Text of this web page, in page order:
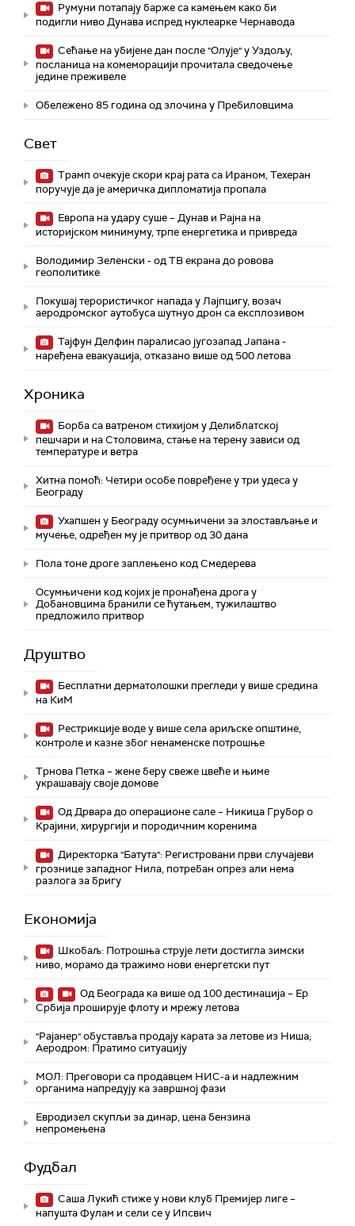
Румуни потапају барже са камењем како би
подигли ниво Дунава испред нуклеарке Чернавода
Сећање на убијене дан после "Олује" у Уздољу,
посланица на комеморацији прочитала сведочење
једине преживеле
Обележено 85 година од злочина у Пребиловцима
Свет
Трамп очекује скори крај рата са Ираном, Техеран
поручује да је америчка дипломатија пропала
Европа на удару суше – Дунав и Рајна на
историјском минимуму, трпе енергетика и привреда
Володимир Зеленски - од ТВ екрана до ровова
геополитике
Покушај терористичког напада у Лајпцигу, возач
аеродромског аутобуса шутнуо дрон са експлозивом
Тајфун Делфин паралисао југозапад Јапана -
наређена евакуација, отказано више од 500 летова
Хроника
Борба са ватреном стихијом у Делиблатској
пешчари и на Столовима, стање на терену зависи од
температуре и ветра
Хитна помоћ: Четири особе повређене у три удеса у
Београду
Ухапшен у Београду осумњичени за злостављање и
мучење, одређен му је притвор од 30 дана
Пола тоне дроге заплењено код Смедерева
Осумњичени код којих је пронађена дрога у
Добановцима бранили се ћутањем, тужилаштво
предложило притвор
Друштво
Бесплатни дерматолошки прегледи у више средина
на КиМ
Рестрикције воде у више села ариљске општине,
контроле и казне због ненаменске потрошње
Трнова Петка – жене беру свеже цвеће и њиме
украшавају своје домове
Од Дрвара до операционе сале – Никица Грубор о
Крајини, хирургији и породичним коренима
Директорка "Батута": Регистровани први случајеви
грознице западног Нила, потребан опрез али нема
разлога за бригу
Економија
Шкобаљ: Потрошња струје лети достигла зимски
ниво, морамо да тражимо нови енергетски пут
Од Београда ка више од 100 дестинација – Ер
Србија проширује флоту и мрежу летова
"Рајанер" обуставља продају карата за летове из Ниша;
Аеродром: Пратимо ситуацију
МОЛ: Преговори са продавцем НИС-а и надлежним
органима напредују ка завршној фази
Евродизел скупљи за динар, цена бензина
непромењена
Фудбал
Саша Лукић стиже у нови клуб Премијер лиге –
напушта Фулам и сели се у Ипсвич